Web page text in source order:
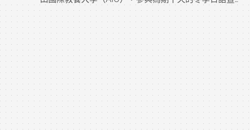
日本文化密集課程。課程採全日文沉浸式學習，依學生
程度分班，小班制教學，師生比例高達1比2，並安排日
本碩士生進行指導，讓每位學生都能獲得最精準的學習
回饋。
2026-01-22